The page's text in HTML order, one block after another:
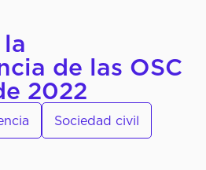
Órganos de Gobierno
Grupos de Trabajo
de las OSC
2022
Sociedad civil